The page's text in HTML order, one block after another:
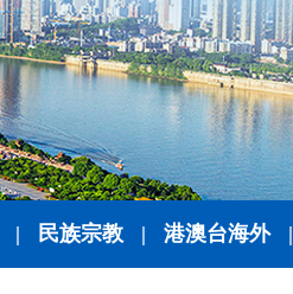
| 民族宗教 | 港澳台海外 |